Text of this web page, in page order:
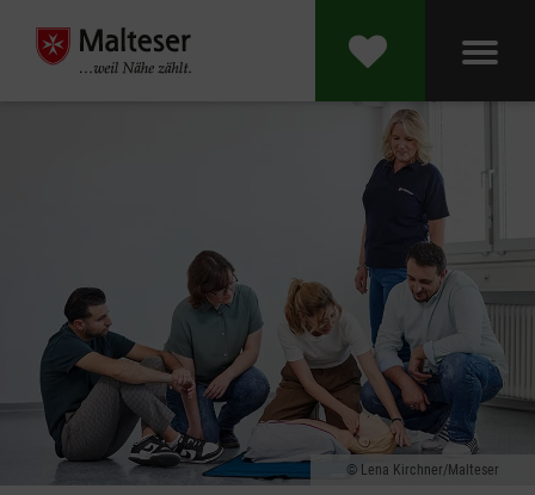
Lena Kirchner/Malteser